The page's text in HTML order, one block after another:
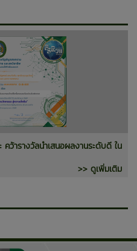
ารางวัลนำเสนอผลงานระดับดี ใน
>> ดูเพิ่มเติม